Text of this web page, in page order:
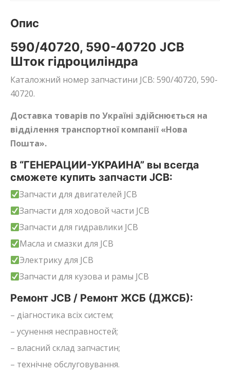
Опис
590/40720, 590-40720 JCB
Шток гідроциліндра
Каталожний номер запчастини JCB: 590/40720, 590-
40720.
Доставка товарів по Україні здійснюється на
відділення транспортної компанії «Нова
Пошта».
В “ГЕНЕРАЦИИ-УКРАИНА” вы всегда
сможете купить запчасти JCB:
Запчасти для двигателей JCB
Запчасти для ходовой части JCB
Запчасти для гидравлики JCB
Масла и смазки для JCB
Электрику для JCB
Запчасти для кузова и рамы JCB
Ремонт JCB / Ремонт ЖСБ (ДЖСБ):
– діагностика всіх систем;
– усунення несправностей;
– власний склад запчастин;
– технічне обслуговування.